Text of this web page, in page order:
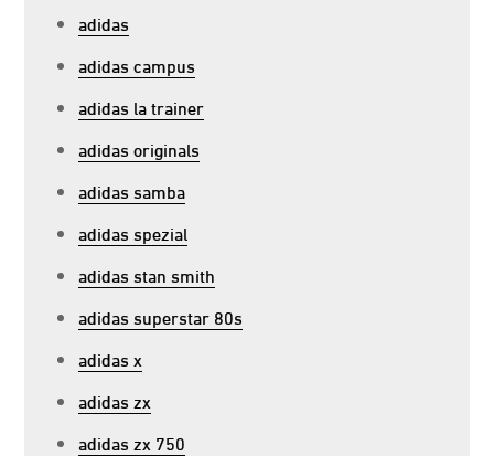
adidas
adidas campus
adidas la trainer
adidas originals
adidas samba
adidas spezial
adidas stan smith
adidas superstar 80s
adidas x
adidas zx
adidas zx 750